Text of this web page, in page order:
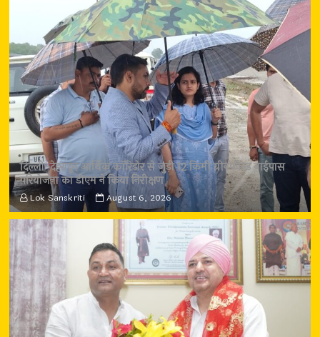
दिल्ली-देहरादून आर्थिक कॉरिडोर से जुड़ी 12 किमी ग्रीनफील्ड बाईपास
परियोजना का डीएम ने किया निरीक्षण
Lok Sanskriti August 6, 2026